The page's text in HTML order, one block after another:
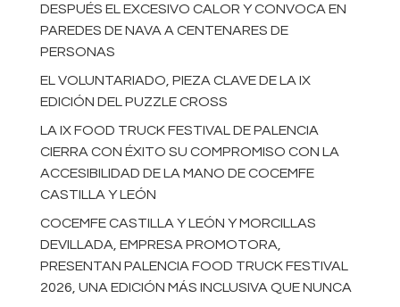
DESPUÉS EL EXCESIVO CALOR Y CONVOCA EN
PAREDES DE NAVA A CENTENARES DE
PERSONAS
EL VOLUNTARIADO, PIEZA CLAVE DE LA IX
EDICIÓN DEL PUZZLE CROSS
LA IX FOOD TRUCK FESTIVAL DE PALENCIA
CIERRA CON ÉXITO SU COMPROMISO CON LA
ACCESIBILIDAD DE LA MANO DE COCEMFE
CASTILLA Y LEÓN
COCEMFE CASTILLA Y LEÓN Y MORCILLAS
DEVILLADA, EMPRESA PROMOTORA,
PRESENTAN PALENCIA FOOD TRUCK FESTIVAL
2026, UNA EDICIÓN MÁS INCLUSIVA QUE NUNCA